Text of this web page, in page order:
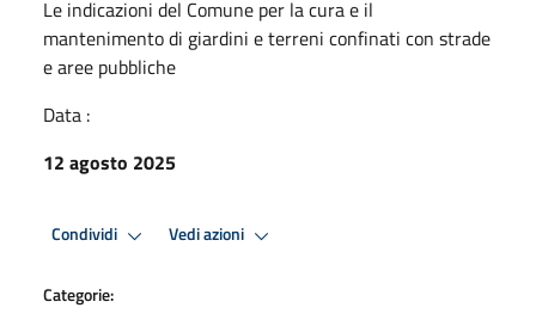
Le indicazioni del Comune per la cura e il
mantenimento di giardini e terreni confinati con strade
e aree pubbliche
Data :
12 agosto 2025
Condividi Vedi azioni
Categorie: